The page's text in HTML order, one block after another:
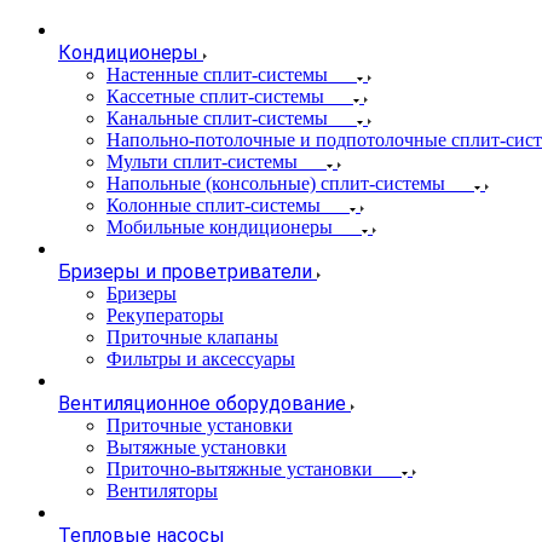
Кондиционеры
Настенные сплит-системы
Кассетные сплит-системы
Канальные сплит-системы
Напольно-потолочные и подпотолочные сплит-
Мульти сплит-системы
Напольные (консольные) сплит-системы
Колонные сплит-системы
Мобильные кондиционеры
Бризеры и проветриватели
Бризеры
Рекуператоры
Приточные клапаны
Фильтры и аксессуары
Вентиляционное оборудование
Приточные установки
Вытяжные установки
Приточно-вытяжные установки
Вентиляторы
Тепловые насосы